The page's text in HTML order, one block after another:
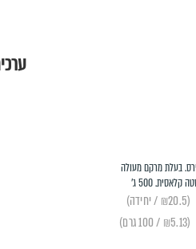
בעלת מרקם מעולה
500 ג׳
(₪20.5 / יחידה)
(₪5.13 / 100 גרם)